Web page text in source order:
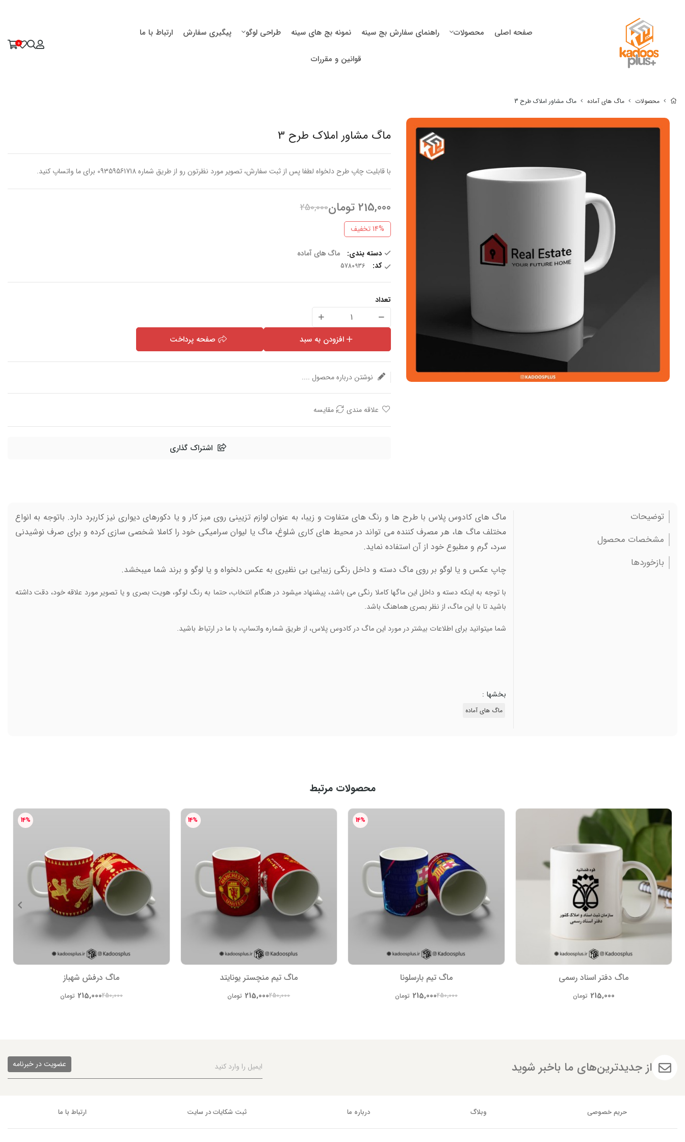
صفحه اصلی محصولات راهنمای سفارش بج سینه نمونه بج های سینه طراحی لوگو پیگیری سفارش ارتباط با ما
قوانین و مقررات
0
محصولات ماگ های آماده ماگ مشاور املاک طرح 3
ماگ مشاور املاک طرح 3
با قابلیت چاپ طرح دلخواه لطفا پس از ثبت سفارش، تصویر مورد نظرتون رو از طریق شماره 09359561718 برای ما واتساپ کنید.
215,000 تومان250,000
14% تخفیف
دسته بندی:
ماگ های آماده
کد:
تعداد
افزودن به سبد صفحه پرداخت
نوشتن درباره محصول ....
علاقه مندی مقایسه
اشتراک گذاری
توضیحات
مشخصات محصول
بازخوردها
ماگ های کادوس پلاس با طرح ها و رنگ های متفاوت و زیبا، به عنوان لوازم تزیینی روی میز کار و یا دکورهای دیواری نیز کاربرد دارد. باتوجه به انواع
مختلف ماگ ها، هر مصرف کننده می تواند در محیط های کاری شلوغ، ماگ یا لیوان سرامیکی خود را کاملا شخصی سازی کرده و برای صرف نوشیدنی
سرد، گرم و مطبوع خود از آن استفاده نماید.
چاپ عکس و یا لوگو بر روی ماگ دسته و داخل رنگی زیبایی بی نظیری به عکس دلخواه و یا لوگو و برند شما میبخشد.
با توجه به اینکه دسته و داخل این ماگها کاملا رنگی می باشد، پیشنهاد میشود در هنگام انتخاب، حتما به رنگ لوگو، هویت بصری و یا تصویر مورد علاقه خود، دقت داشته
باشید تا با این ماگ، از نظر بصری هماهنگ باشد.
شما میتوانید برای اطلاعات بیشتر در مورد این ماگ در کادوس پلاس، از طریق شماره واتساپ، با ما در ارتباط باشید.
بخشها :
ماگ های آماده
محصولات مرتبط
ماگ دفتر اسناد رسمی
215,000 تومان
14%
ماگ تیم بارسلونا
250,000
215,000 تومان
14%
ماگ تیم منچستر یونایتد
250,000
215,000 تومان
14%
ماگ درفش شهباز
250,000
215,000 تومان
از جدیدترین‌های ما باخبر شوید عضویت در خبرنامه
حریم خصوصی وبلاگ درباره ما ثبت شکایات در سایت ارتباط با ما